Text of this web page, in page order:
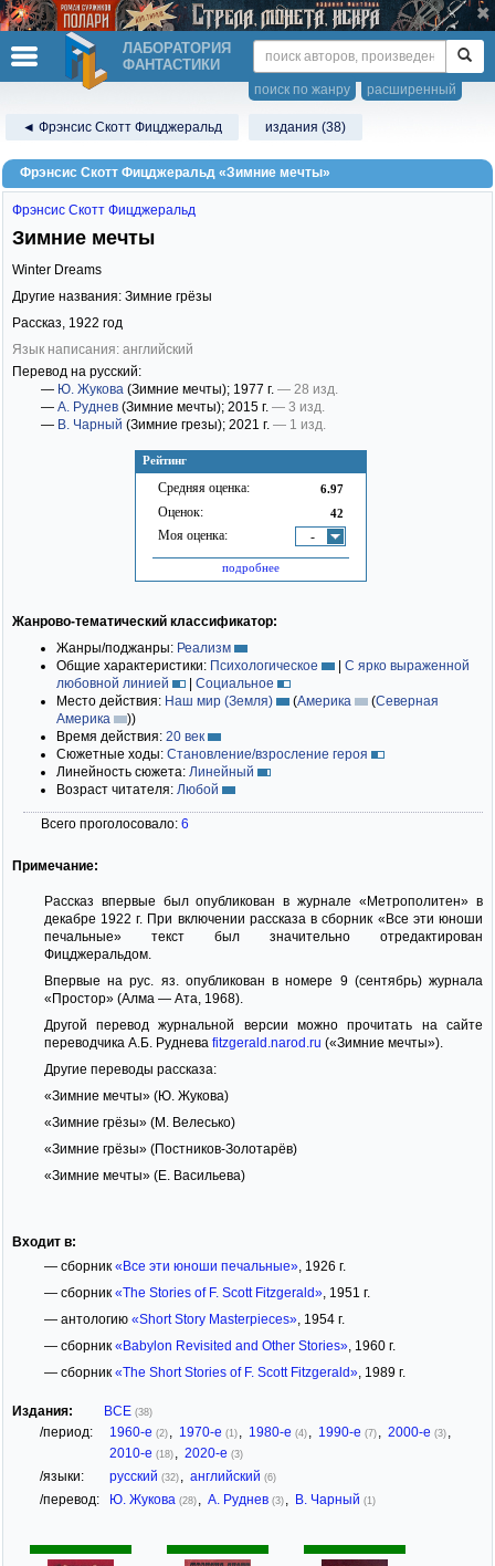
ЛАБОРАТОРИЯ
ФАНТАСТИКИ
расширенный
поиск по жанру
◄ Фрэнсис Скотт Фицджеральд издания (38)
Фрэнсис Скотт Фицджеральд «Зимние мечты»
Рейтинг
Средняя оценка: 6.97
Оценок: 42
Моя оценка: -
подробнее
Фрэнсис Скотт Фицджеральд
Зимние мечты
Winter Dreams
Другие названия: Зимние грёзы
Рассказ, 1922 год
Язык написания: английский
Перевод на русский:
— Ю. Жукова (Зимние мечты); 1977 г. — 28 изд.
— А. Руднев (Зимние мечты); 2015 г. — 3 изд.
— В. Чарный (Зимние грезы); 2021 г. — 1 изд.
Жанрово-тематический классификатор:
Жанры/поджанры: Реализм
Общие характеристики: Психологическое | С ярко выраженной
любовной линией
| Социальное
Место действия: Наш мир (Земля) (Америка (Северная
Америка
))
Время действия: 20 век
Сюжетные ходы: Становление/взросление героя
Линейность сюжета: Линейный
Возраст читателя: Любой
Всего проголосовало: 6
Примечание:
Рассказ впервые был опубликован в журнале «Метрополитен» в
декабре 1922 г. При включении рассказа в сборник «Все эти юноши
печальные» текст был значительно отредактирован
Фицджеральдом.
Впервые на рус. яз. опубликован в номере 9 (сентябрь) журнала
«Простор» (Алма — Ата, 1968).
Другой перевод журнальной версии можно прочитать на сайте
переводчика А.Б. Руднева fitzgerald.narod.ru («Зимние мечты»).
Другие переводы рассказа:
«Зимние мечты» (Ю. Жукова)
«Зимние грёзы» (М. Велесько)
«Зимние грёзы» (Постников-Золотарёв)
«Зимние мечты» (Е. Васильева)
Входит в:
— сборник «Все эти юноши печальные», 1926 г.
— сборник «The Stories of F. Scott Fitzgerald», 1951 г.
— антологию «Short Story Masterpieces», 1954 г.
— сборник «Babylon Revisited and Other Stories», 1960 г.
— сборник «The Short Stories of F. Scott Fitzgerald», 1989 г.
Издания: ВСЕ (38)
/период: 1960-е (2) 1970-е (1) 1980-е (4) 1990-е (7) 2000-е (3)
2010-е (18) 2020-е (3)
/языки: русский (32) английский (6)
/перевод: Ю. Жукова (28) А. Руднев (3) В. Чарный (1)